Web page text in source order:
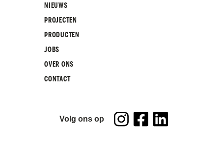
NIEUWS
PROJECTEN
PRODUCTEN
JOBS
OVER ONS
CONTACT
Volg ons op